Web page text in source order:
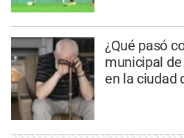
¿Qué pasó
municipal
en la ciudad